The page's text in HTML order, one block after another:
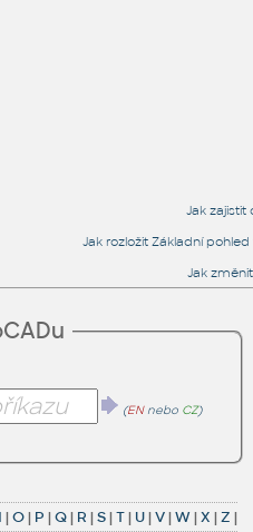
Jak
Jak rozložit Základní
Jak
(ENnebo CZ)
|O| P |Q| R |S|T| U|V|W|X |Z |